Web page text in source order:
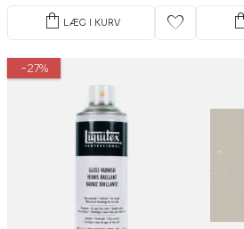
shopping_bag LÆG I KURV favorite
-27%